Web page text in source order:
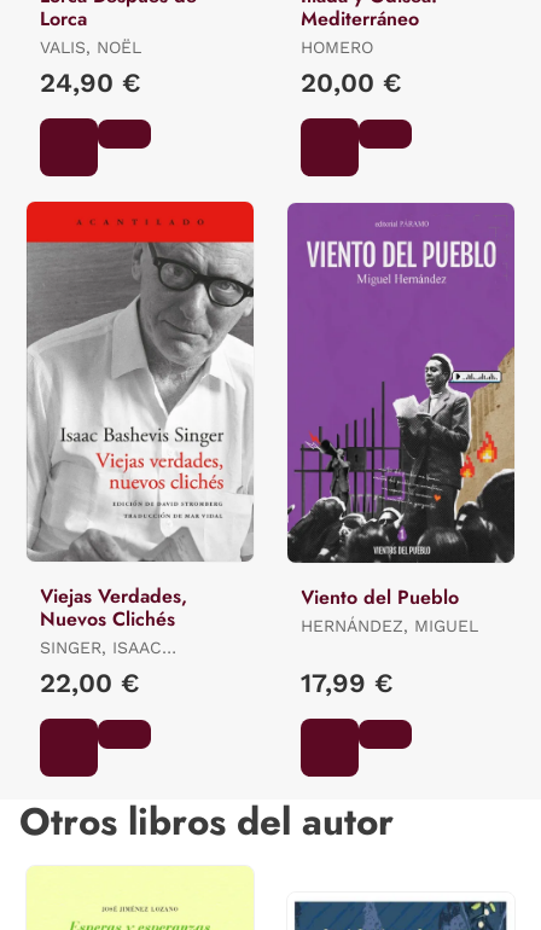
Lorca
VALIS, NOËL
24,90 €
Mediterráneo
HOMERO
20,00 €
Viejas Verdades,
Nuevos Clichés
SINGER, ISAAC
BASHEVIS
22,00 €
Viento del Pueblo
HERNÁNDEZ, MIGUEL
17,99 €
Otros libros del autor